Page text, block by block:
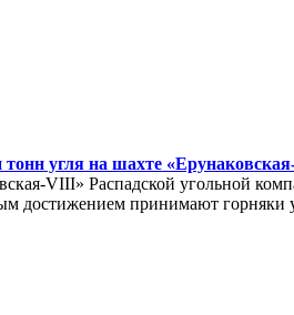
тонн угля на шахте
VIII» Распадской угольной
достижением принимают горняки